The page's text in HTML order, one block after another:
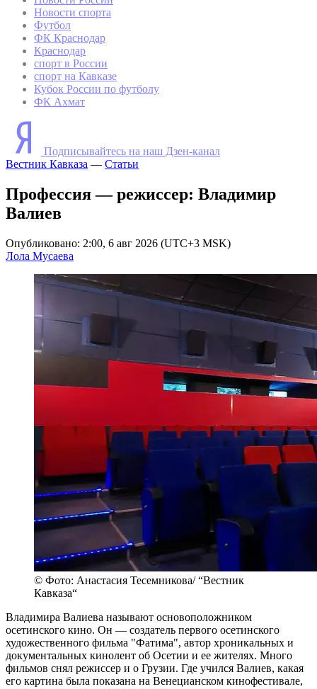
Новости спорта
Футбол
ФК Краснодар
Краснодар
спорт в России
спорт на Кавказе
Кубок России по футболу
ФК Ахмат
Подписывайтесь на наш Дзен-канал
Вестник Кавказа — Статьи
Профессия — режиссер: Владимир
Валиев
Опубликовано: 2:00, 6 авг 2026 (UTC+3 MSK)
Лола Мусаева
© Фото: Анастасия Тесемникова/ “Вестник
Кавказа“
Владимира Валиева называют основоположником
осетинского кино. Он — создатель первого осетинского
художественного фильма "Фатима", автор хроникальных и
документальных кинолент об Осетии и ее жителях. Много
фильмов снял режиссер и о Грузии. Где учился Валиев, какая
его картина была показана на Венецианском кинофестивале,